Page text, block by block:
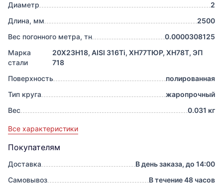
Диаметр
2
Длина, мм
2500
Вес погонного метра, тн
0.0000308125
Марка
стали
20Х23Н18, AISI 316Ti, ХН77ТЮР, ХН78Т, ЭП
718
Поверхность
полированная
Тип круга
жаропрочный
Вес
0.031 кг
Все характеристики
Покупателям
Доставка
В день заказа, до 14:00
Самовывоз
В течение 48 часов